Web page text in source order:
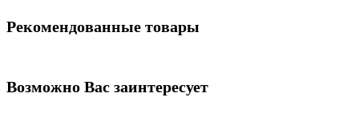
Рекомендованные товары
Возможно Вас заинтересует